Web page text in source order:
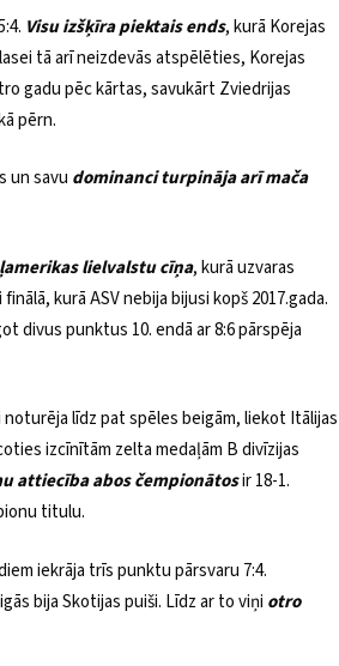
Visu izšķīra piektais ends, kurā Korejas
tā arī neizdevās atspēlēties, Korejas
gadu pēc kārtas, savukārt Zviedrijas
pērn.
un savu dominanci turpināja arī mača
lielvalstu cīņa, kurā uzvaras
kurā ASV nebija bijusi kopš 2017.gada.
divus punktus 10. endā ar 8:6 pārspēja
līdz pat spēles beigām, liekot Itālijas
izcīnītām zelta medaļām B divīzijas
attiecība abos čempionātosir 18-1.
titulu.
iekrāja trīs punktu pārsvaru 7:4.
bija Skotijas puiši. Līdz ar to viņi otro